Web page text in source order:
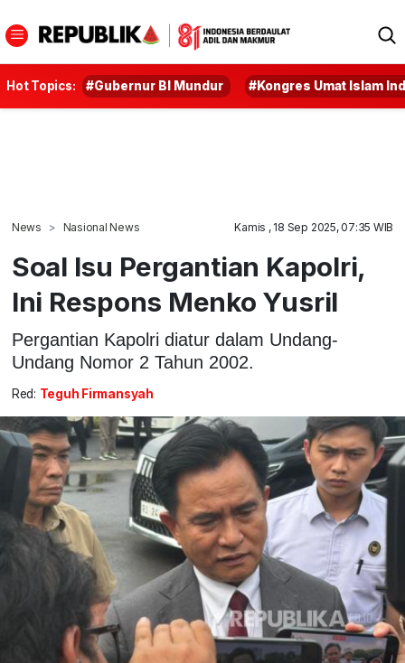
Hot Topics: #Gubernur BI Mundur #Kongres Umat Islam
News Nasional News Kamis , 18 Sep 2025, 07:35 WIB
Soal Isu Pergantian Kapolri,
Ini Respons Menko Yusril
Pergantian Kapolri diatur dalam Undang-
Undang Nomor 2 Tahun 2002.
Red: Teguh Firmansyah